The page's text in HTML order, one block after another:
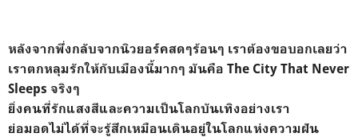
หลังจากพึ่งกลับจากนิวยอร์คสดๆร้อนๆ เราต้องขอบอกเลยว่า
เราตกหลุมรักให้กับเมืองนี้มากๆ มันคือ The City That Never
Sleeps จริงๆ
ยิ่งคนที่รักแสงสีและความเป็นโลกบันเทิงอย่างเรา
ย่อมอดไม่ได้ที่จะรู้สึกเหมือนเดินอยู่ในโลกแห่งความฝัน